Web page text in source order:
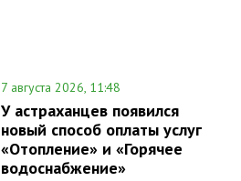
7 августа 2026, 11:48
У астраханцев появился
новый способ оплаты услуг
«Отопление» и «Горячее
водоснабжение»